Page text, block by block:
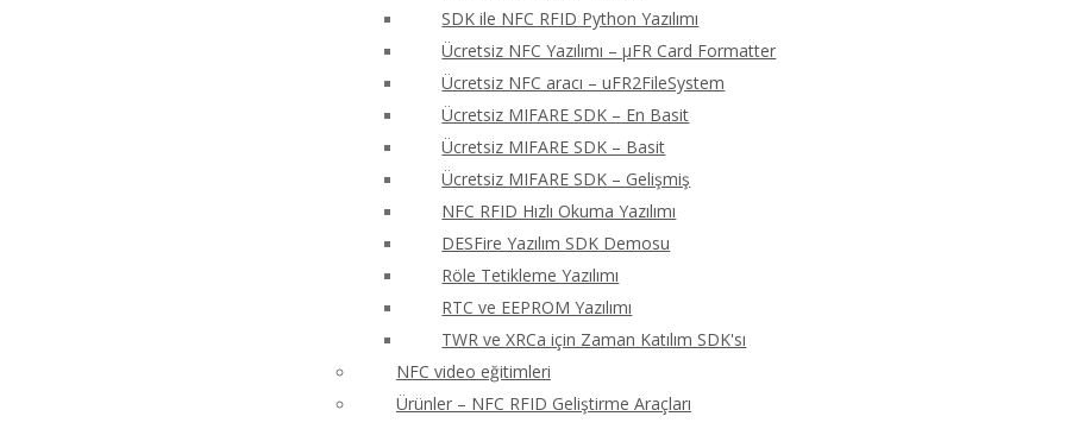
SDK ile NFC RFID Python Yazılımı
Ücretsiz NFC Yazılımı – μFR Card Formatter
Ücretsiz NFC aracı – uFR2FileSystem
Ücretsiz MIFARE SDK – En Basit
Ücretsiz MIFARE SDK – Basit
Ücretsiz MIFARE SDK – Gelişmiş
NFC RFID Hızlı Okuma Yazılımı
DESFire Yazılım SDK Demosu
Röle Tetikleme Yazılımı
RTC ve EEPROM Yazılımı
TWR ve XRCa için Zaman Katılım SDK'sı
NFC video eğitimleri
Ürünler – NFC RFID Geliştirme Araçları